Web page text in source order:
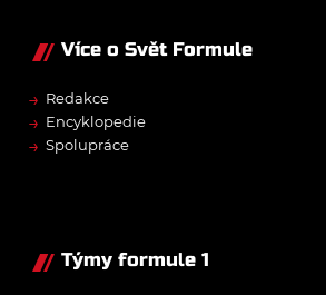
Více o Svět Formule
→ Redakce
→ Encyklopedie
→ Spolupráce
Týmy formule 1